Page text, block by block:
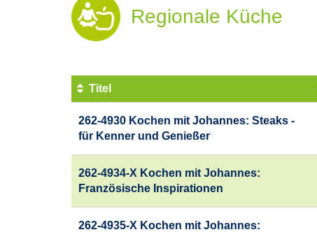
Regionale Küche
Tabellenüberschriften
können
sortiert
werden.
Titel
262-4930 Kochen mit Johannes: Steaks -
für Kenner und Genießer
262-4934-X Kochen mit Johannes:
Französische Inspirationen
262-4935-X Kochen mit Johannes: